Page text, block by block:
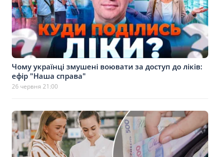
Чому українці змушені воювати за доступ до ліків:
ефір "Наша справа"
26 червня 21:00